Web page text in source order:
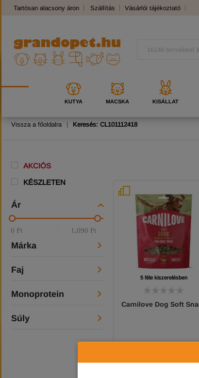
Tartósan alacsony áron Szállítás Vásárlói tájékoztató
KUTYA MACSKA KISÁLLAT
Vissza a főoldalra | Keresés: CL101112418
AKCIÓS
KÉSZLETEN
Ár
0 Ft 1,090 Ft
Márka
Faj
Monoprotein
Súly
5 féle kiszerelésben
Carnilove Dog Soft
-5%